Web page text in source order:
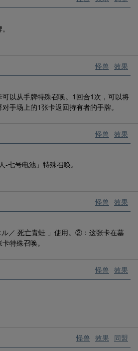
怪兽 效果
可以从手牌特殊召唤。1回合1次，可以将
手场上的1张卡返回持有者的手牌。
怪兽 效果
七号电池」特殊召唤。
怪兽 效果
／ 死亡青蛙 」使用。②：这张卡在墓
特殊召唤。
怪兽 效果
怪兽 效果 同盟